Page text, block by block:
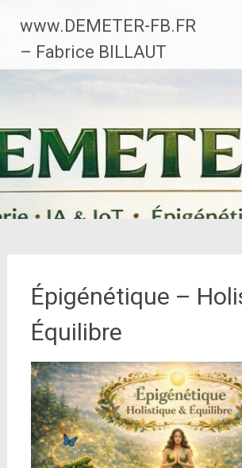
contenu
principal
www.DEMETER-FB.FR
– Fabrice BILLAUT
Épigénétique –
Équilibre